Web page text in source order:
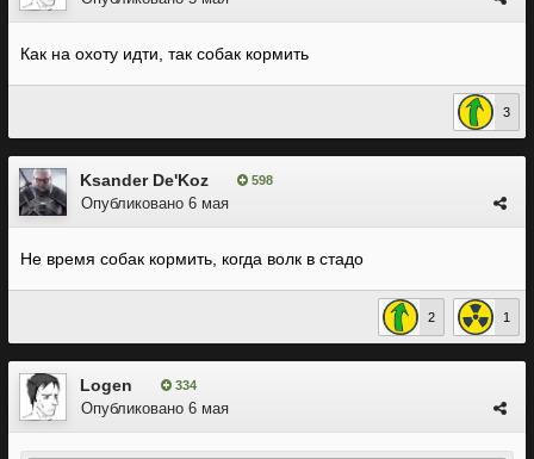
Как на охоту идти, так собак кормить
3
Ksander De'Koz 598
Опубликовано 6 мая
Не время собак кормить, когда волк в стадо
2 1
Logen 334
Опубликовано 6 мая